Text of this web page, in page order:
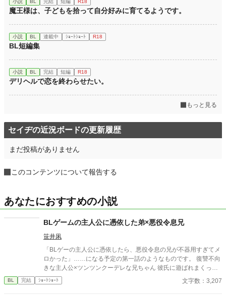
小説 BL 完結 短編 R18
魔王様は、子どもを拾って自分好みに育てるようです。
小説 BL 連載中 ｼｮｰﾄｼｮｰﾄ R18
BL短編集
小説 BL 完結 短編 R18
デリヘルで恋を終わらせたい。
もっと見る
セイヂの近況ボードの更新履歴
まだ投稿がありません
このコンテンツについて報告する
あなたにおすすめの小説
BLゲームの主人公に憑依した弟×悪役令息兄
笹井凩
「BLゲーの主人公に憑依したら、悪役令息の兄が不器用すぎてメ
ロかった」……になる予定の第一話のようなものです。 復讐不向
きな主人公×ツンツンクーデレな兄ちゃん 彼氏に遊ばれまくって
きた主人公が彼氏の遊び相手に殺され、転生後、今度こそ性格が
終わっている男共を粛清してやろうとするのに、情が湧いてなか
BL 完結 ｼｮｰﾄｼｮｰﾄ 文字数：3,207